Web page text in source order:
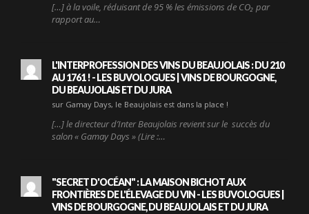
[…] à la voile, réduisant de 95 % les émissions de CO₂ par
rapport au…
L'INTERPROFESSION DES VINS DU BEAUJOLAIS : DU 210
AU 1761 ! - LES BUVOLOGUES | VINS DE BOURGOGNE,
DU BEAUJOLAIS ET DU JURA
sur Gamay Days, le Beaujolais est dans la place !
[…] le directeur d’Inter Beaujolais revient sur le succès du
salon « Gamay Days » (Lire :…
"SECRET D'OCÉAN" : LA MAISON BICHOT AUX
FRONTIÈRES DE L'ÉLEVAGE DU VIN - LES BUVOLOGUES |
VINS DE BOURGOGNE, DU BEAUJOLAIS ET DU JURA